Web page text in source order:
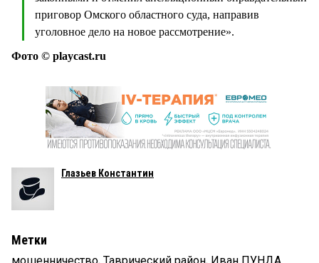
приговор Омского областного суда, направив
уголовное дело на новое рассмотрение».
Фото © playcast.ru
Глазьев Константин
Метки